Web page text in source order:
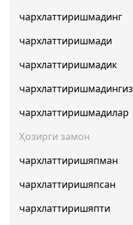
чархлаттиришмадинг
чархлаттиришмади
чархлаттиришмадик
чархлаттиришмадингиз
чархлаттиришмадилар
Ҳозирги замон
чархлаттиришяпман
чархлаттиришяпсан
чархлаттиришяпти